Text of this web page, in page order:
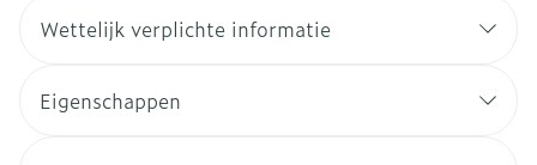
Wettelijk verplichte informatie
Eigenschappen